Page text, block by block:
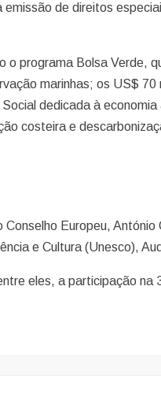
de direitos
o programa Bolsa Verde,
marinhas; os US$ 70
dedicada à economia
costeira e
Europeu, António
e Cultura (Unesco),
eles, a participação na